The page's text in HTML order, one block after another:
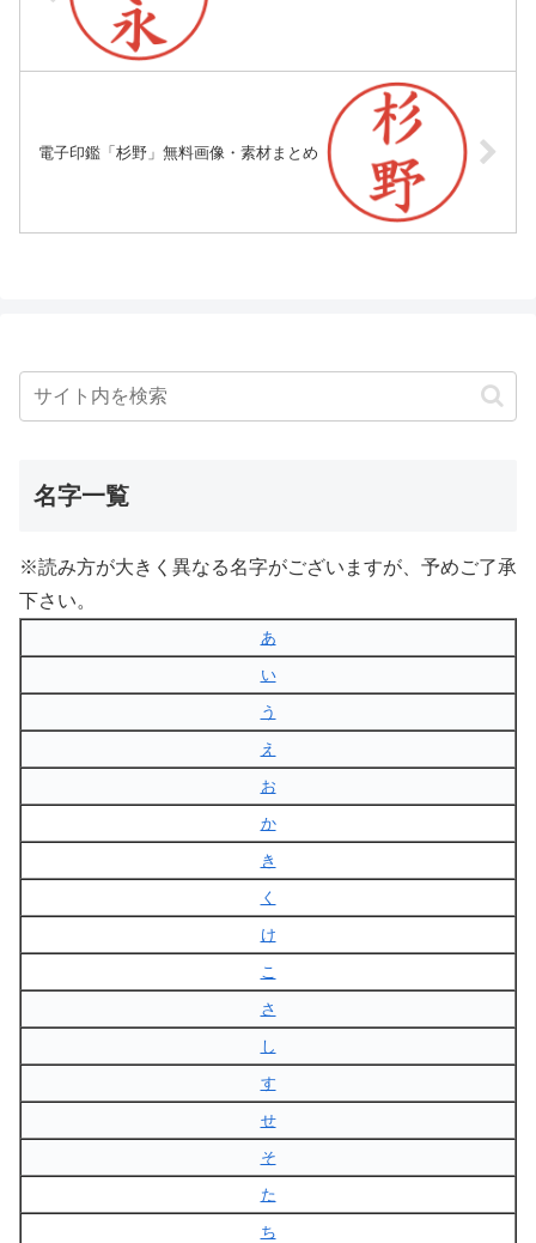
電子印鑑「杉野」無料画像・素材まとめ
名字一覧
※読み方が大きく異なる名字がございますが、予めご了承
下さい。
あ
い
う
え
お
か
き
く
け
こ
さ
し
す
せ
そ
た
ち